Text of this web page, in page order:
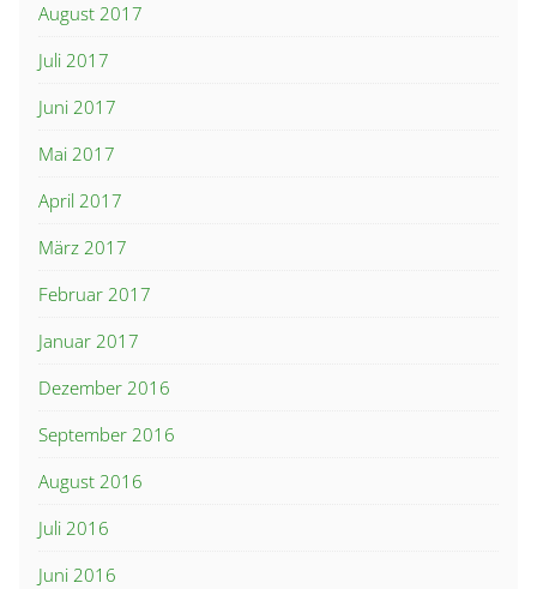
August 2017
Juli 2017
Juni 2017
Mai 2017
April 2017
März 2017
Februar 2017
Januar 2017
Dezember 2016
September 2016
August 2016
Juli 2016
Juni 2016